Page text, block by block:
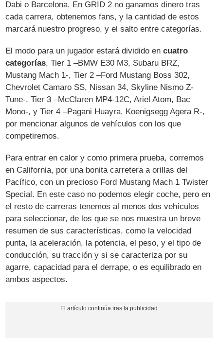
Dabi o Barcelona. En GRID 2 no ganamos dinero tras
cada carrera, obtenemos fans, y la cantidad de estos
marcará nuestro progreso, y el salto entre categorías.
El modo para un jugador estará dividido encuatro
categorías, Tier 1 –BMW E30 M3, Subaru BRZ,
Mustang Mach 1-, Tier 2 –Ford Mustang Boss 302,
Chevrolet Camaro SS, Nissan 34, Skyline Nismo Z-
Tune-, Tier 3 –McClaren MP4-12C, Ariel Atom, Bac
Mono-, y Tier 4 –Pagani Huayra, Koenigsegg Agera R-,
por mencionar algunos de vehículos con los que
competiremos.
Para entrar en calor y como primera prueba, corremos
en California, por una bonita carretera a orillas del
Pacífico, con un precioso Ford Mustang Mach 1 Twister
Special. En este caso no podemos elegir coche, pero en
el resto de carreras tenemos al menos dos vehículos
para seleccionar, de los que se nos muestra un breve
resumen de sus características, como la velocidad
punta, la aceleración, la potencia, el peso, y el tipo de
conducción, su tracción y si se caracteriza por su
agarre, capacidad para el derrape, o es equilibrado en
ambos aspectos.